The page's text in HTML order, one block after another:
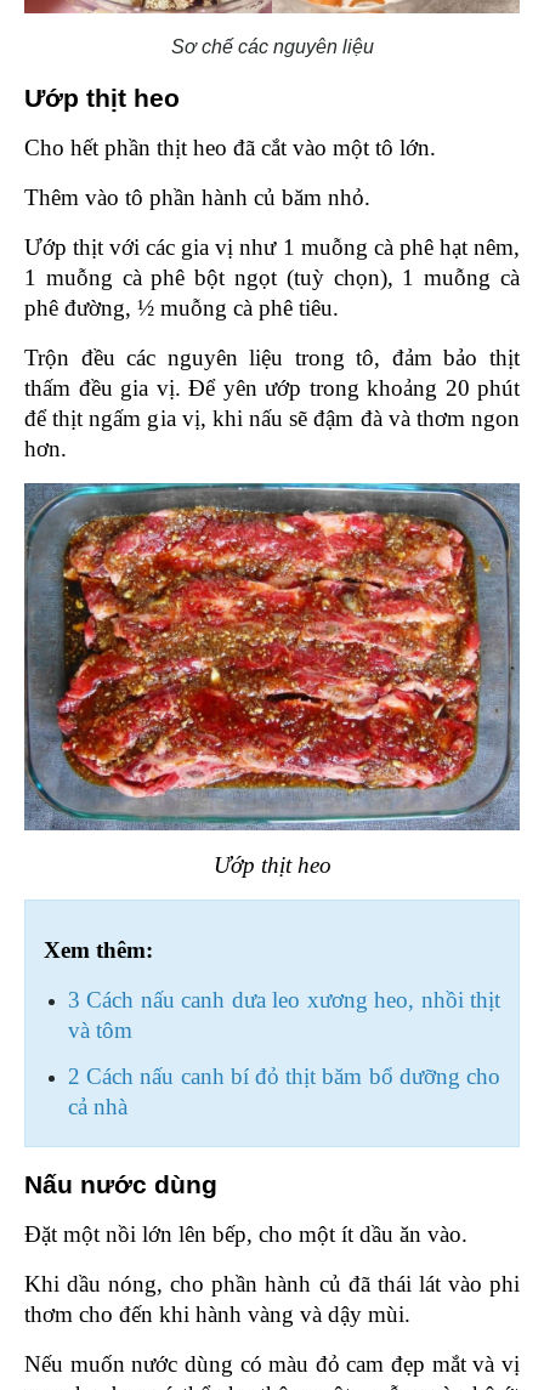
Sơ chế các nguyên liệu
Ướp thịt heo
Cho hết phần thịt heo đã cắt vào một tô lớn.
Thêm vào tô phần hành củ băm nhỏ.
Ướp thịt với các gia vị như 1 muỗng cà phê hạt nêm,
1 muỗng cà phê bột ngọt (tuỳ chọn), 1 muỗng cà
phê đường, ½ muỗng cà phê tiêu.
Trộn đều các nguyên liệu trong tô, đảm bảo thịt
thấm đều gia vị. Để yên ướp trong khoảng 20 phút
để thịt ngấm gia vị, khi nấu sẽ đậm đà và thơm ngon
hơn.
Ướp thịt heo
Xem thêm:
3 Cách nấu canh dưa leo xương heo, nhồi thịt
và tôm
2 Cách nấu canh bí đỏ thịt băm bổ dưỡng cho
cả nhà
Nấu nước dùng
Đặt một nồi lớn lên bếp, cho một ít dầu ăn vào.
Khi dầu nóng, cho phần hành củ đã thái lát vào phi
thơm cho đến khi hành vàng và dậy mùi.
Nếu muốn nước dùng có màu đỏ cam đẹp mắt và vị